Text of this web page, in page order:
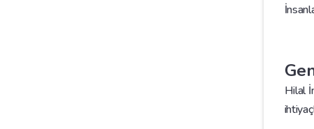
Hilal